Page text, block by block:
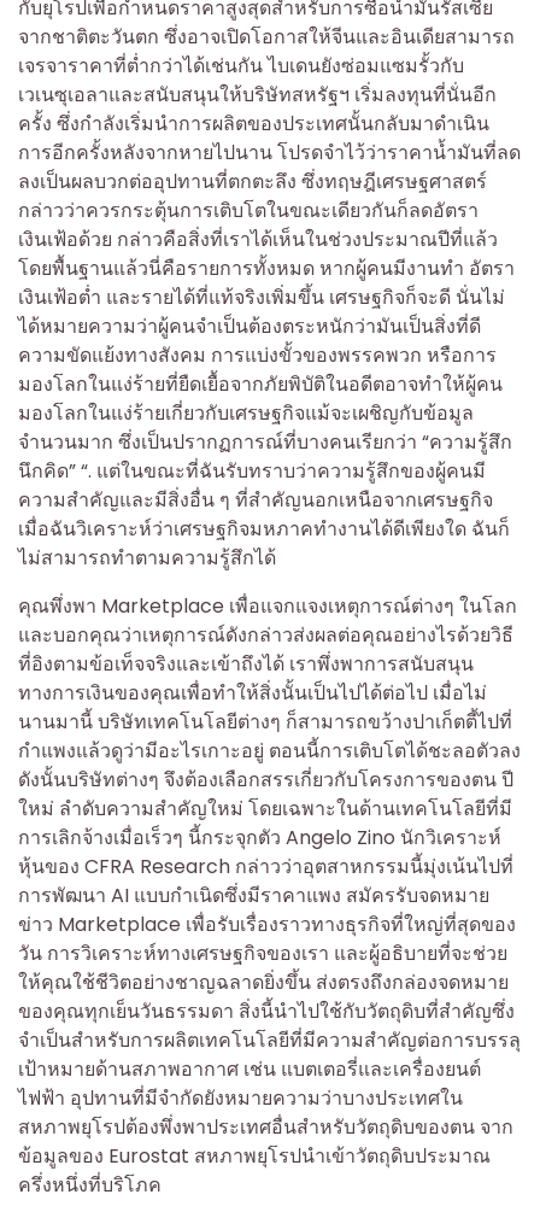
กับยุโรปเพื่อกำหนดราคาสูงสุดสำหรับการซื้อน้ำมันรัสเซีย
จากชาติตะวันตก ซึ่งอาจเปิดโอกาสให้จีนและอินเดียสามารถ
เจรจาราคาที่ต่ำกว่าได้เช่นกัน ไบเดนยังซ่อมแซมรั้วกับ
เวเนซุเอลาและสนับสนุนให้บริษัทสหรัฐฯ เริ่มลงทุนที่นั่นอีก
ครั้ง ซึ่งกำลังเริ่มนำการผลิตของประเทศนั้นกลับมาดำเนิน
การอีกครั้งหลังจากหายไปนาน โปรดจำไว้ว่าราคาน้ำมันที่ลด
ลงเป็นผลบวกต่ออุปทานที่ตกตะลึง ซึ่งทฤษฎีเศรษฐศาสตร์
กล่าวว่าควรกระตุ้นการเติบโตในขณะเดียวกันก็ลดอัตรา
เงินเฟ้อด้วย กล่าวคือสิ่งที่เราได้เห็นในช่วงประมาณปีที่แล้ว
โดยพื้นฐานแล้วนี่คือรายการทั้งหมด หากผู้คนมีงานทำ อัตรา
เงินเฟ้อต่ำ และรายได้ที่แท้จริงเพิ่มขึ้น เศรษฐกิจก็จะดี นั่นไม่
ได้หมายความว่าผู้คนจำเป็นต้องตระหนักว่ามันเป็นสิ่งที่ดี
ความขัดแย้งทางสังคม การแบ่งขั้วของพรรคพวก หรือการ
มองโลกในแง่ร้ายที่ยืดเยื้อจากภัยพิบัติในอดีตอาจทำให้ผู้คน
มองโลกในแง่ร้ายเกี่ยวกับเศรษฐกิจแม้จะเผชิญกับข้อมูล
จำนวนมาก ซึ่งเป็นปรากฏการณ์ที่บางคนเรียกว่า “ความรู้สึก
นึกคิด” “. แต่ในขณะที่ฉันรับทราบว่าความรู้สึกของผู้คนมี
ความสำคัญและมีสิ่งอื่น ๆ ที่สำคัญนอกเหนือจากเศรษฐกิจ
เมื่อฉันวิเคราะห์ว่าเศรษฐกิจมหภาคทำงานได้ดีเพียงใด ฉันก็
ไม่สามารถทำตามความรู้สึกได้
คุณพึ่งพา Marketplace เพื่อแจกแจงเหตุการณ์ต่างๆ ในโลก
และบอกคุณว่าเหตุการณ์ดังกล่าวส่งผลต่อคุณอย่างไรด้วยวิธี
ที่อิงตามข้อเท็จจริงและเข้าถึงได้ เราพึ่งพาการสนับสนุน
ทางการเงินของคุณเพื่อทำให้สิ่งนั้นเป็นไปได้ต่อไป เมื่อไม่
นานมานี้ บริษัทเทคโนโลยีต่างๆ ก็สามารถขว้างปาเก็ตตี้ไปที่
กำแพงแล้วดูว่ามีอะไรเกาะอยู่ ตอนนี้การเติบโตได้ชะลอตัวลง
ดังนั้นบริษัทต่างๆ จึงต้องเลือกสรรเกี่ยวกับโครงการของตน ปี
ใหม่ ลำดับความสำคัญใหม่ โดยเฉพาะในด้านเทคโนโลยีที่มี
การเลิกจ้างเมื่อเร็วๆ นี้กระจุกตัว Angelo Zino นักวิเคราะห์
หุ้นของ CFRA Research กล่าวว่าอุตสาหกรรมนี้มุ่งเน้นไปที่
การพัฒนา AI แบบกำเนิดซึ่งมีราคาแพง สมัครรับจดหมาย
ข่าว Marketplace เพื่อรับเรื่องราวทางธุรกิจที่ใหญ่ที่สุดของ
วัน การวิเคราะห์ทางเศรษฐกิจของเรา และผู้อธิบายที่จะช่วย
ให้คุณใช้ชีวิตอย่างชาญฉลาดยิ่งขึ้น ส่งตรงถึงกล่องจดหมาย
ของคุณทุกเย็นวันธรรมดา สิ่งนี้นำไปใช้กับวัตถุดิบที่สำคัญซึ่ง
จำเป็นสำหรับการผลิตเทคโนโลยีที่มีความสำคัญต่อการบรรลุ
เป้าหมายด้านสภาพอากาศ เช่น แบตเตอรี่และเครื่องยนต์
ไฟฟ้า อุปทานที่มีจำกัดยังหมายความว่าบางประเทศใน
สหภาพยุโรปต้องพึ่งพาประเทศอื่นสำหรับวัตถุดิบของตน จาก
ข้อมูลของ Eurostat สหภาพยุโรปนำเข้าวัตถุดิบประมาณ
ครึ่งหนึ่งที่บริโภค